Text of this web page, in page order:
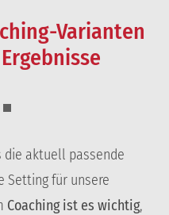
Varianten
die aktuell passende
Setting für unsere
Coaching ist es wichtig,